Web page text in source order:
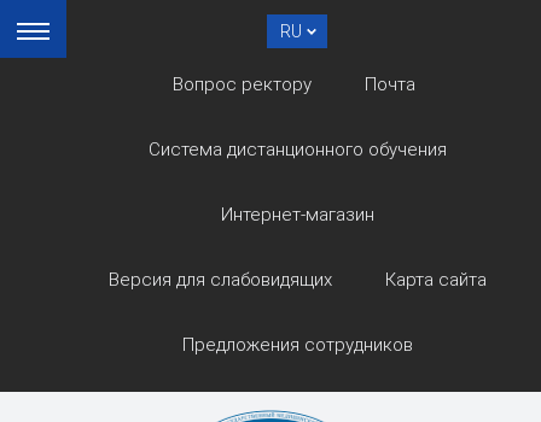
RU
Вопрос ректору Почта
Система дистанционного обучения
Интернет-магазин
Версия для слабовидящих Карта сайта
Предложения сотрудников